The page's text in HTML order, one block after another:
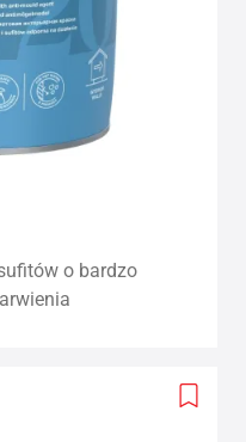
o bardzo
Add